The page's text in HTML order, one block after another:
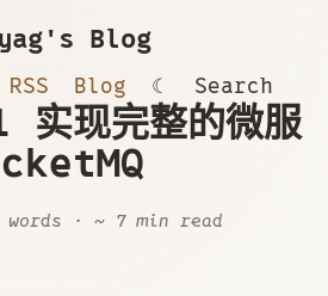
Blog
RSS Blog ☾ Search
现完整的微服
words · ~ 7 min read